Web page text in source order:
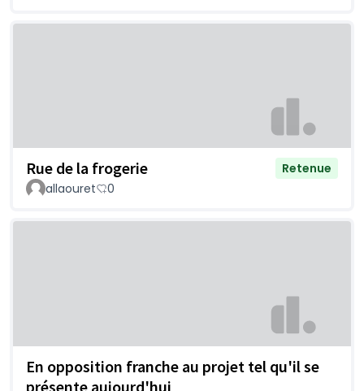
Rue de la frogerie
Retenue
allaouret
0
En opposition franche au projet tel qu'il se
présente aujourd'hui